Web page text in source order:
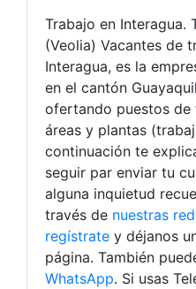
Trabajo en Interagua.
(Veolia) Vacantes de
Interagua, es la
en el cantón
ofertando puestos
áreas y plantas
continuación te
seguir par enviar tu
alguna inquietud
través de nuestras
regístrate y déjanos
página. También
WhatsApp. Si usas